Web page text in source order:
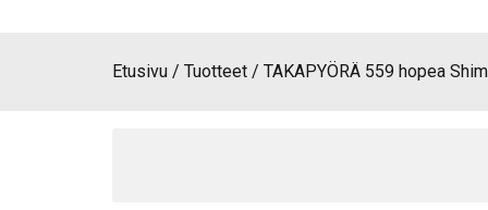
Etusivu Tuotteet TAKAPYÖRÄ 559 hopea